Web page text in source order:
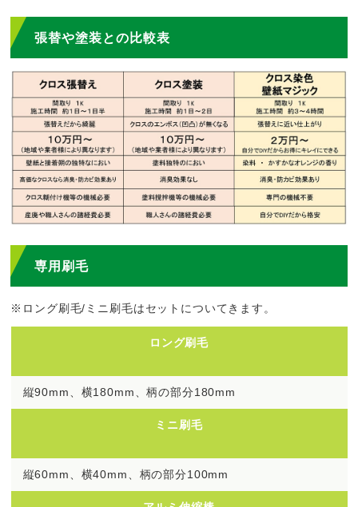
張替や塗装との比較表
専用刷毛
※ロング刷毛/ミニ刷毛はセットについてきます。
ロング刷毛
縦90mm、横180mm、柄の部分180mm
ミニ刷毛
縦60mm、横40mm、柄の部分100mm